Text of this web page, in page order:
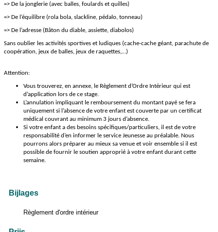
=> De la jonglerie (avec balles, foulards et quilles)
=> De l’équilibre (rola bola, slackline, pédalo, tonneau)
=> De l’adresse (Bâton du diable, assiette, diabolos)
Sans oublier les activités sportives et ludiques (cache-cache géant, parachute de
coopération, jeux de balles, jeux de raquettes,…)
Attention:
Vous trouverez, en annexe, le Règlement d’Ordre Intérieur qui est
d’application lors de ce stage.
L’annulation impliquant le remboursement du montant payé se fera
uniquement si l’absence de votre enfant est couverte par un certificat
médical couvrant au minimum 3 jours d’absence.
Si votre enfant a des besoins spécifiques/particuliers, il est de votre
responsabilité d’en informer le service Jeunesse au préalable. Nous
pourrons alors préparer au mieux sa venue et voir ensemble si il est
possible de fournir le soutien approprié à votre enfant durant cette
semaine.
Bijlages
Règlement d'ordre intérieur